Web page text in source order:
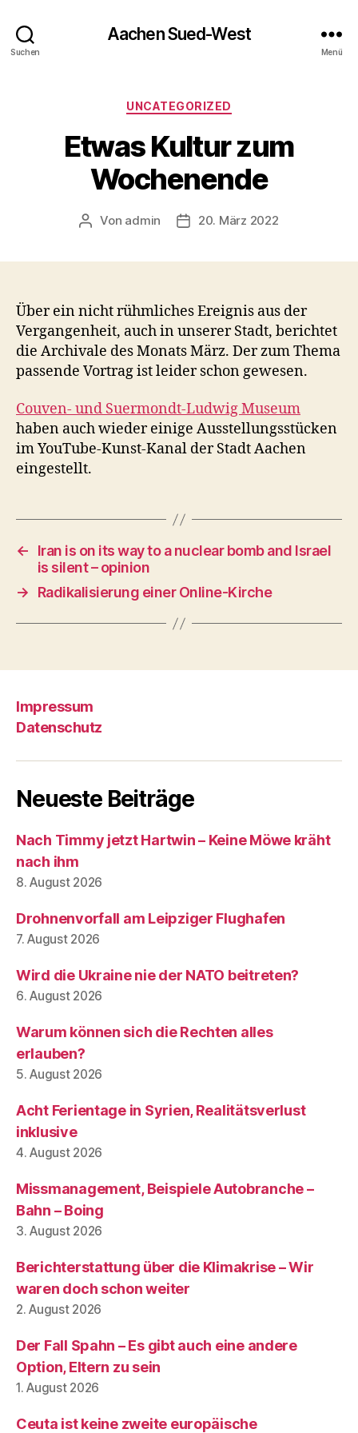
Suchen
Aachen Sued-West
Menü
Kategorien
UNCATEGORIZED
Etwas Kultur zum
Wochenende
Beitragsautor
Von admin Veröffentlichungsdatum
20. März 2022
Über ein nicht rühmliches Ereignis aus der
Vergangenheit, auch in unserer Stadt, berichtet
die Archivale des Monats März. Der zum Thema
passende Vortrag ist leider schon gewesen.
Couven- und Suermondt-Ludwig Museum
haben auch wieder einige Ausstellungsstücken
im YouTube-Kunst-Kanal der Stadt Aachen
eingestellt.
←
Iran is on its way to a nuclear bomb and Israel
is silent – opinion
→
Radikalisierung einer Online-Kirche
Impressum
Datenschutz
Neueste Beiträge
Nach Timmy jetzt Hartwin – Keine Möwe kräht
nach ihm
8. August 2026
Drohnenvorfall am Leipziger Flughafen
7. August 2026
Wird die Ukraine nie der NATO beitreten?
6. August 2026
Warum können sich die Rechten alles
erlauben?
5. August 2026
Acht Ferientage in Syrien, Realitätsverlust
inklusive
4. August 2026
Missmanagement, Beispiele Autobranche –
Bahn – Boing
3. August 2026
Berichterstattung über die Klimakrise – Wir
waren doch schon weiter
2. August 2026
Der Fall Spahn – Es gibt auch eine andere
Option, Eltern zu sein
1. August 2026
Ceuta ist keine zweite europäische